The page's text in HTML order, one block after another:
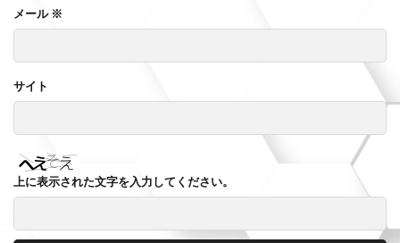
メール ※
サイト
上に表示された文字を入力してください。